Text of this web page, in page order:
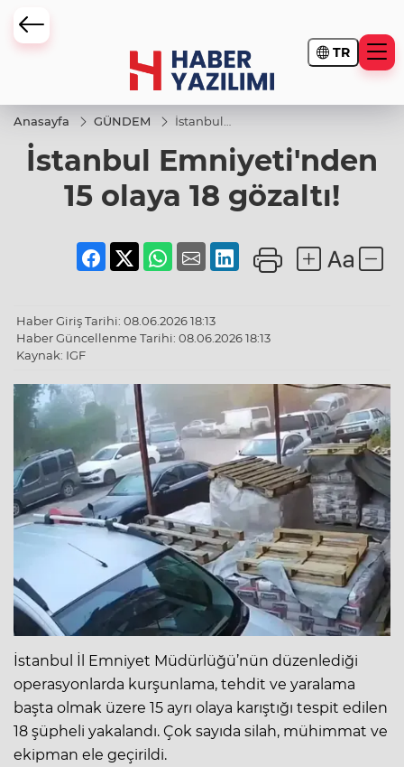
TR
Anasayfa GÜNDEM
İstanbul
15 olaya 18
gözaltı!
İstanbul Emniyeti'nden
15 olaya 18 gözaltı!
Haber Giriş Tarihi: 08.06.2026 18:13
Haber Güncellenme Tarihi: 08.06.2026 18:13
Kaynak: IGF
İstanbul İl Emniyet Müdürlüğü’nün düzenlediği
operasyonlarda kurşunlama, tehdit ve yaralama
başta olmak üzere 15 ayrı olaya karıştığı tespit edilen
18 şüpheli yakalandı. Çok sayıda silah, mühimmat ve
ekipman ele geçirildi.